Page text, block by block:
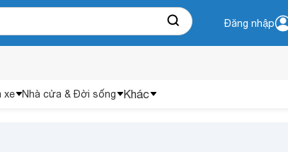
Đăng nhập
xe Nhà cửa & Đời sống Khác